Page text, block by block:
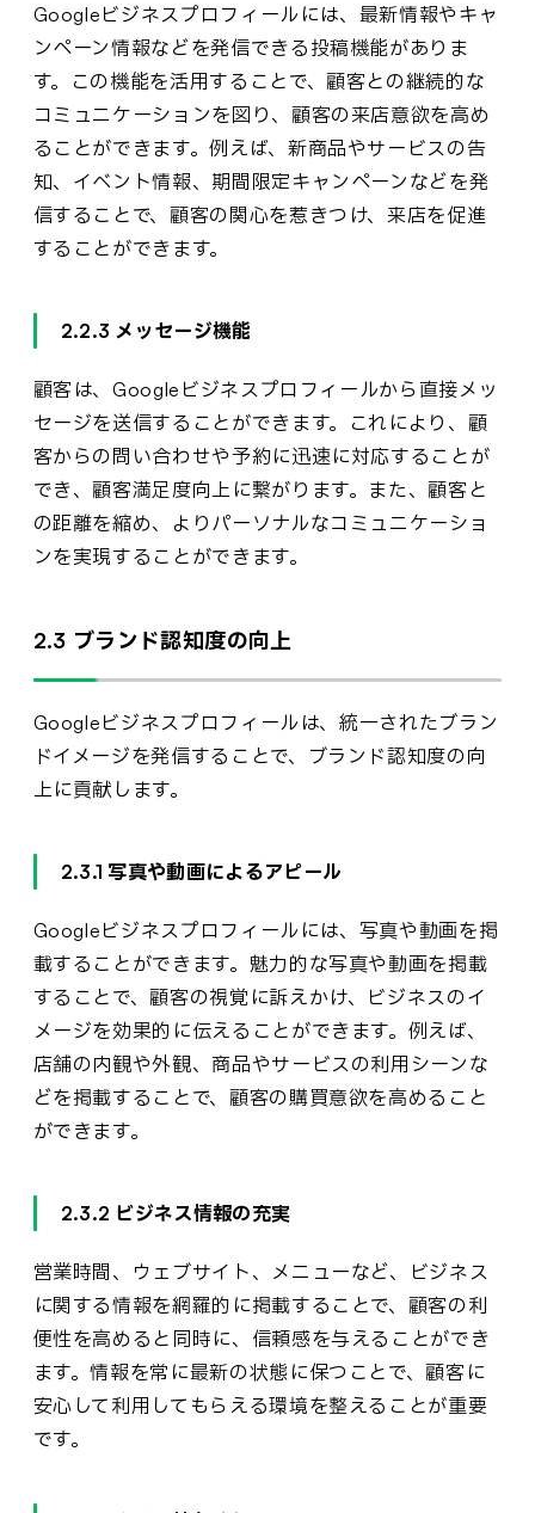
Googleビジネスプロフィールには、最新情報やキャ
ンペーン情報などを発信できる投稿機能がありま
す。この機能を活用することで、顧客との継続的な
コミュニケーションを図り、顧客の来店意欲を高め
ることができます。例えば、新商品やサービスの告
知、イベント情報、期間限定キャンペーンなどを発
信することで、顧客の関心を惹きつけ、来店を促進
することができます。
2.2.3 メッセージ機能
顧客は、Googleビジネスプロフィールから直接メッ
セージを送信することができます。これにより、顧
客からの問い合わせや予約に迅速に対応することが
でき、顧客満足度向上に繋がります。また、顧客と
の距離を縮め、よりパーソナルなコミュニケーショ
ンを実現することができます。
2.3 ブランド認知度の向上
Googleビジネスプロフィールは、統一されたブラン
ドイメージを発信することで、ブランド認知度の向
上に貢献します。
2.3.1 写真や動画によるアピール
Googleビジネスプロフィールには、写真や動画を掲
載することができます。魅力的な写真や動画を掲載
することで、顧客の視覚に訴えかけ、ビジネスのイ
メージを効果的に伝えることができます。例えば、
店舗の内観や外観、商品やサービスの利用シーンな
どを掲載することで、顧客の購買意欲を高めること
ができます。
2.3.2 ビジネス情報の充実
営業時間、ウェブサイト、メニューなど、ビジネス
に関する情報を網羅的に掲載することで、顧客の利
便性を高めると同時に、信頼感を与えることができ
ます。情報を常に最新の状態に保つことで、顧客に
安心して利用してもらえる環境を整えることが重要
です。